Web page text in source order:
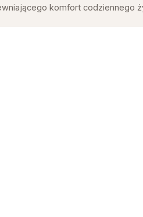
komfort codziennego